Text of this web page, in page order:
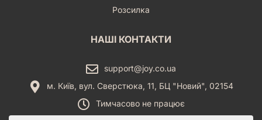
Розсилка
НАШІ КОНТАКТИ
support@joy.co.ua
м. Київ, вул. Сверстюка, 11, БЦ "Новий", 02154
Тимчасово не працює